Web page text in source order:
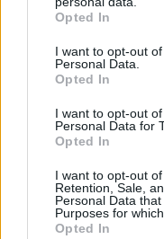
grant or deny consent
use your data for
consent section.
Opted In
I want to opt-out
Personal Data.
Opted In
I want to opt-out
Personal Data for
Opted In
I want to opt-out
Retention, Sale,
Personal Data
Purposes for
Opted In
Μυστήριο 3.500
που δεν πρόλαβε
μπορεί ν' αλλάξει
έκρηξης
08.08.2026, 18:08